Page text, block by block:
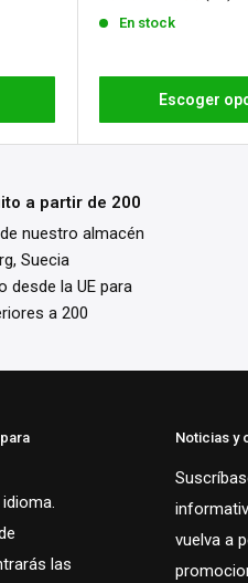
En stock
Escoger
a partir de 200
nuestro almacén
Suecia
desde la UE para
a 200
las
Noticias y
vuelva a